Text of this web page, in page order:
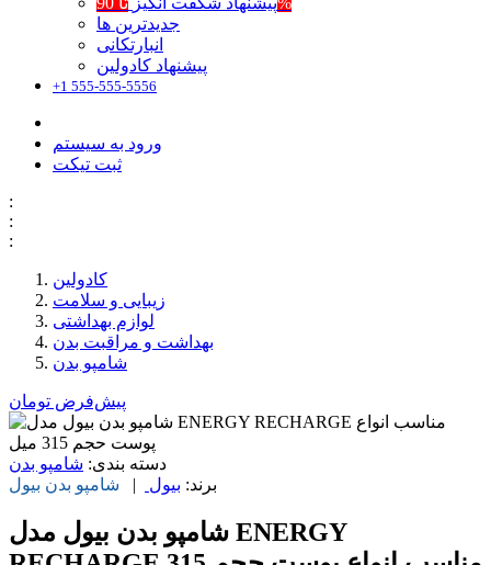
جدیدترین ها
انبارتکانی
پیشنهاد کادولین
+1 555-555-5556
ورود به سیستم
ثبت تیکت
:
:
:
کادولین
زیبایی و سلامت
لوازم بهداشتی
بهداشت و مراقبت بدن
شامپو بدن
پیش‌فرض تومان
دسته بندی: شامپو بدن
برند: بیول | شامپو بدن بیول
شامپو بدن بیول مدل ENERGY